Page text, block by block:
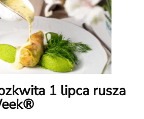
1 lipca rusza